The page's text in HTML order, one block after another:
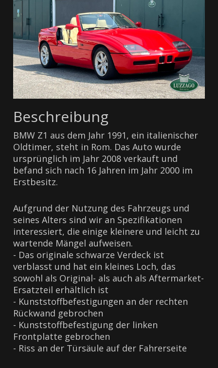
Beschreibung
BMW Z1 aus dem Jahr 1991, ein italienischer
Oldtimer, steht in Rom. Das Auto wurde
ursprünglich im Jahr 2008 verkauft und
befand sich nach 16 Jahren im Jahr 2000 im
Erstbesitz.
Aufgrund der Nutzung des Fahrzeugs und
seines Alters sind wir an Spezifikationen
interessiert, die einige kleinere und leicht zu
wartende Mängel aufweisen.
- Das originale schwarze Verdeck ist
verblasst und hat ein kleines Loch, das
sowohl als Original- als auch als Aftermarket-
Ersatzteil erhältlich ist
- Kunststoffbefestigungen an der rechten
Rückwand gebrochen
- Kunststoffbefestigung der linken
Frontplatte gebrochen
- Riss an der Türsäule auf der Fahrerseite